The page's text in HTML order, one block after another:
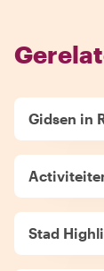
Gidsen in
Stad